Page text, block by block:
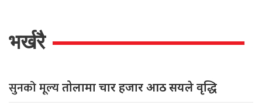
भर्खरै
सुनको मूल्यतोलामा चार हजार आठ सयले वृद्धि